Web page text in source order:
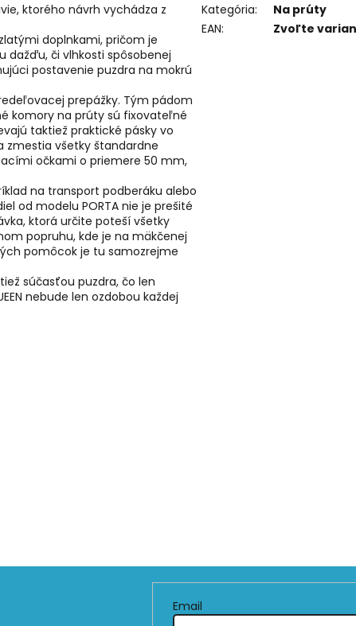
ktorého návrh vychádza z
doplnkami, pričom je
dažďu, či vlhkosti spôsobenej
postavenie puzdra na mokrú
prepážky. Tým pádom
komory na prúty sú fixovateľné
taktiež praktické pásky vo
zmestia všetky štandardne
očkami o priemere 50 mm,
na transport podberáku alebo
od modelu PORTA nie je prešité
ktorá určite poteší všetky
popruhu, kde je na mäkčenej
pomôcok je tu samozrejme
súčasťou puzdra, čo len
nebude len ozdobou každej
Kategória:
Na prúty
EAN: Zvoľte
Email